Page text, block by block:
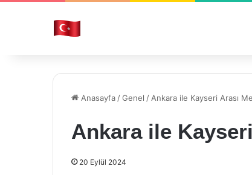
Anasayfa /Genel / Ankara ile Kayseri Arası
Ankara ile
20 Eylül 2024